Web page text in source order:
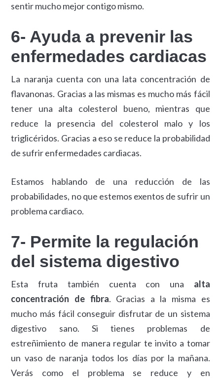
sentir mucho mejor contigo mismo.
6- Ayuda a prevenir las
enfermedades cardiacas
La naranja cuenta con una lata concentración de
flavanonas. Gracias a las mismas es mucho más fácil
tener una alta colesterol bueno, mientras que
reduce la presencia del colesterol malo y los
triglicéridos. Gracias a eso se reduce la probabilidad
de sufrir enfermedades cardiacas.
Estamos hablando de una reducción de las
probabilidades, no que estemos exentos de sufrir un
problema cardiaco.
7- Permite la regulación
del sistema digestivo
Esta fruta también cuenta con una alta
concentración de fibra. Gracias a la misma es
mucho más fácil conseguir disfrutar de un sistema
digestivo sano. Si tienes problemas de
estreñimiento de manera regular te invito a tomar
un vaso de naranja todos los días por la mañana.
Verás como el problema se reduce y en